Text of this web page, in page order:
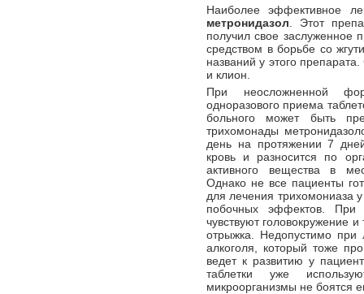
Наиболее эффективное
метронидазол . Этот
получил свое заслуженное
средством в борьбе со
названий у этого
и клион.
При неосложненной
одноразового приема
больного может быть
трихомонады
день на протяжении 7
кровь и разносится по
активного вещества в
Однако не все пациенты
для лечения трихомониаза
побочных эффектов. При
чувствуют головокружение
отрыжка. Недопустимо при
алкоголя, который тоже
ведет к развитию у
таблетки уже
микроорганизмы не боятся